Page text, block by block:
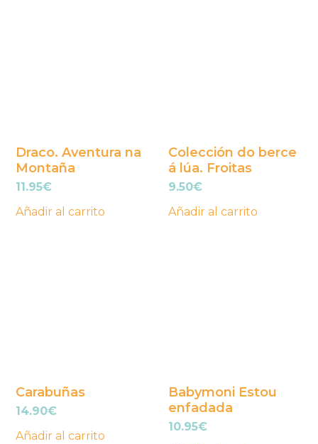
Draco. Aventura na
Montaña
11.95€
Añadir al carrito
Colección do berce
á lúa. Froitas
9.50€
Añadir al carrito
Carabuñas
14.90€
Añadir al carrito
Babymoni Estou
enfadada
10.95€